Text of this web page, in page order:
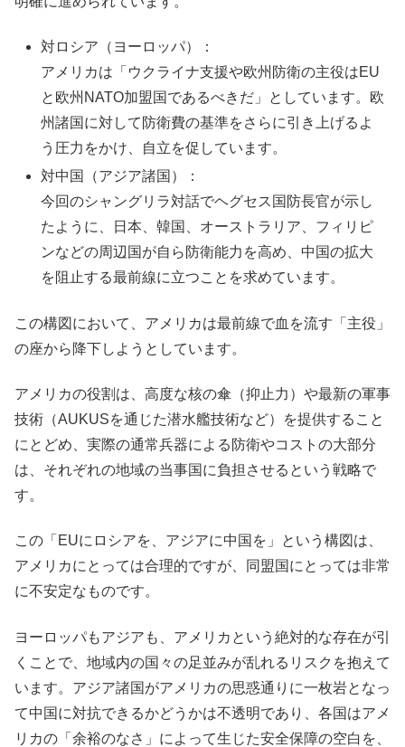
対ロシア（ヨーロッパ）：
アメリカは「ウクライナ支援や欧州防衛の主役はEU
と欧州NATO加盟国であるべきだ」としています。欧
州諸国に対して防衛費の基準をさらに引き上げるよ
う圧力をかけ、自立を促しています。
対中国（アジア諸国）：
今回のシャングリラ対話でヘグセス国防長官が示し
たように、日本、韓国、オーストラリア、フィリピ
ンなどの周辺国が自ら防衛能力を高め、中国の拡大
を阻止する最前線に立つことを求めています。
この構図において、アメリカは最前線で血を流す「主役」
の座から降下しようとしています。
アメリカの役割は、高度な核の傘（抑止力）や最新の軍事
技術（AUKUSを通じた潜水艦技術など）を提供すること
にとどめ、実際の通常兵器による防衛やコストの大部分
は、それぞれの地域の当事国に負担させるという戦略で
す。
この「EUにロシアを、アジアに中国を」という構図は、
アメリカにとっては合理的ですが、同盟国にとっては非常
に不安定なものです。
ヨーロッパもアジアも、アメリカという絶対的な存在が引
くことで、地域内の国々の足並みが乱れるリスクを抱えて
います。アジア諸国がアメリカの思惑通りに一枚岩となっ
て中国に対抗できるかどうかは不透明であり、各国はアメ
リカの「余裕のなさ」によって生じた安全保障の空白を、